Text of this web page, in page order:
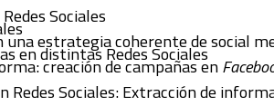
Sociales
estrategia coherente de social
en distintas Redes Sociales
creación de campañas en
Redes Sociales: Extracción de